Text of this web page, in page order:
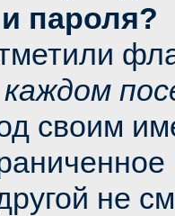
пароля?
своим
не